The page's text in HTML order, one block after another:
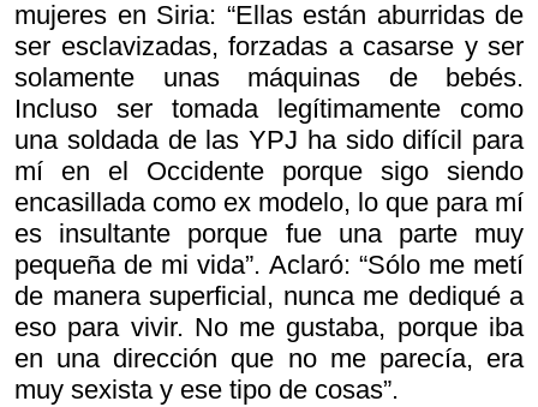
mujeres en Siria: “Ellas están aburridas de
ser esclavizadas, forzadas a casarse y ser
solamente unas máquinas de bebés.
Incluso ser tomada legítimamente como
una soldada de las YPJ ha sido difícil para
mí en el Occidente porque sigo siendo
encasillada como ex modelo, lo que para mí
es insultante porque fue una parte muy
pequeña de mi vida”. Aclaró: “Sólo me metí
de manera superficial, nunca me dediqué a
eso para vivir. No me gustaba, porque iba
en una dirección que no me parecía, era
muy sexista y ese tipo de cosas”.